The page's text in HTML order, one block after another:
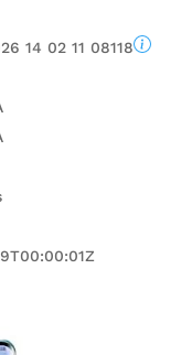
14 02 11 08118